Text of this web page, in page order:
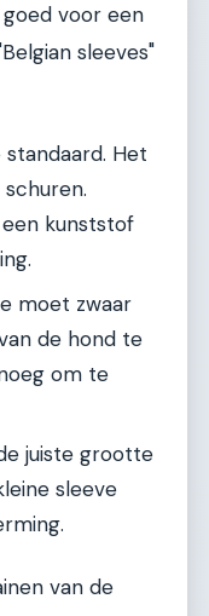
voor een
sleeves"
standaard. Het
kunststof
moet zwaar
de hond te
om te
juiste grootte
sleeve
van de